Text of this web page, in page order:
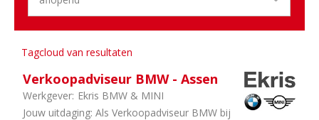
Opleiding
Logistiek
Overig
Stages
Administratief
Tagcloud van resultaten
Verkoopadviseur BMW - Assen
Werkgever: Ekris BMW & MINI
Jouw uitdaging: Als Verkoopadviseur BMW bij